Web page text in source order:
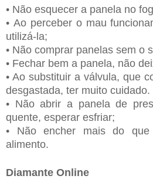
• Não esquecer a panela no
• Ao perceber o mau
utilizá-la;
• Não comprar panelas sem o
• Fechar bem a panela, não
• Ao substituir a válvula, que
desgastada, ter muito
• Não abrir a panela de
quente, esperar esfriar;
• Não encher mais do
alimento.
Diamante Online